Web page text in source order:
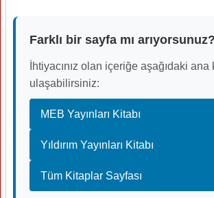
Farklı bir sayfa mı arıyorsunuz?
İhtiyacınız olan içeriğe aşağıdaki
ulaşabilirsiniz:
MEB Yayınları Kitabı
Yıldırım Yayınları Kitabı
Tüm Kitaplar Sayfası